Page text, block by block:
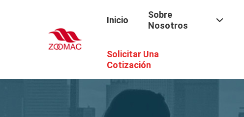
Inicio
Sobre
Nosotros
Solicitar Una
Cotización